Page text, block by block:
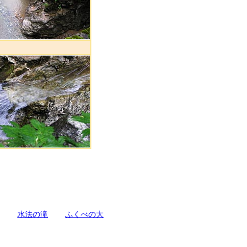
水法の滝 ふくべの大